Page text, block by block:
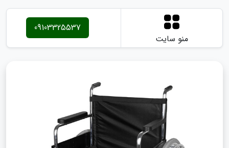
منو سایت
09103325537